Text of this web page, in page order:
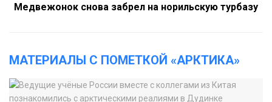
Медвежонок снова забрел на норильскую турбазу
МАТЕРИАЛЫ С ПОМЕТКОЙ «АРКТИКА»